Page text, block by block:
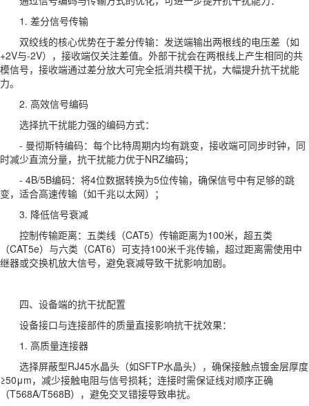
1. 差分信号传输
双绞线的核心优势在于差分传输：发送端输出两根线的电压差（如
+2V与-2V），接收端仅关注差值。外部干扰会在两根线上产生相同的共
模信号，接收端通过差分放大可完全抵消共模干扰，大幅提升抗干扰能
力。
2. 高效信号编码
选择抗干扰能力强的编码方式：
- 曼彻斯特编码：每个比特周期内均有跳变，接收端可同步时钟，同
时减少直流分量，抗干扰能力优于NRZ编码；
- 4B/5B编码：将4位数据转换为5位传输，确保信号中有足够的跳
变，适合高速传输（如千兆以太网）；
3. 降低信号衰减
控制传输距离：五类线（CAT5）传输距离为100米，超五类
（CAT5e）与六类（CAT6）可支持100米千兆传输，超过距离需使用中
继器或交换机放大信号，避免衰减导致干扰影响加剧。
四、设备端的抗干扰配置
设备接口与连接部件的质量直接影响抗干扰效果：
1. 高质量连接器
选择屏蔽型RJ45水晶头（如SFTP水晶头），确保接触点镀金层厚度
≥50μm，减少接触电阻与信号损耗；连接时需保证线对顺序正确
（T568A/T568B），避免交叉错接导致串扰。